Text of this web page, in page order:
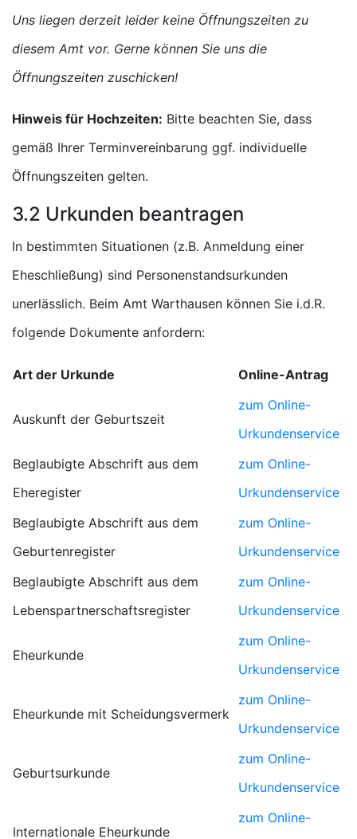
Uns liegen derzeit leider keine Öffnungszeiten zu
diesem Amt vor. Gerne können Sie uns die
Öffnungszeiten zuschicken!
Hinweis für Hochzeiten: Bitte beachten Sie, dass
gemäß Ihrer Terminvereinbarung ggf. individuelle
Öffnungszeiten gelten.
3.2 Urkunden beantragen
In bestimmten Situationen (z.B. Anmeldung einer
Eheschließung) sind Personenstandsurkunden
unerlässlich. Beim Amt Warthausen können Sie i.d.R.
folgende Dokumente anfordern:
Art der Urkunde Online-Antrag
Auskunft der Geburtszeit
zum Online-
Urkundenservice
Beglaubigte Abschrift aus dem
Eheregister
zum Online-
Urkundenservice
Beglaubigte Abschrift aus dem
Geburtenregister
zum Online-
Urkundenservice
Beglaubigte Abschrift aus dem
Lebenspartnerschaftsregister
zum Online-
Urkundenservice
Eheurkunde
zum Online-
Urkundenservice
Eheurkunde mit Scheidungsvermerk
zum Online-
Urkundenservice
Geburtsurkunde
zum Online-
Urkundenservice
Internationale Eheurkunde
zum Online-